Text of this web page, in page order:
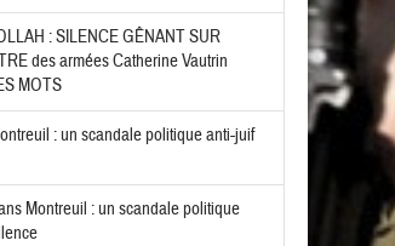
: SILENCE GÊNANT SUR
des armées Catherine Vautrin
MOTS
: un scandale politique anti-juif
Montreuil : un scandale politique